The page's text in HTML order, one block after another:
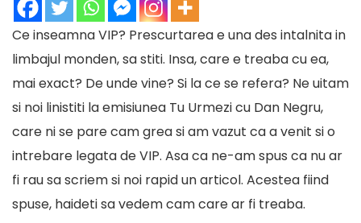
Ce inseamna VIP? Prescurtarea e una des intalnita in
limbajul monden, sa stiti. Insa, care e treaba cu ea,
mai exact? De unde vine? Si la ce se refera? Ne uitam
si noi linistiti la emisiunea Tu Urmezi cu Dan Negru,
care ni se pare cam greasi am vazut ca a venit si o
intrebare legata de VIP. Asa ca ne-am spus ca nu ar
fi rau sa scriem si noi rapid un articol. Acestea fiind
spuse, haideti sa vedem cam care ar fi treaba.